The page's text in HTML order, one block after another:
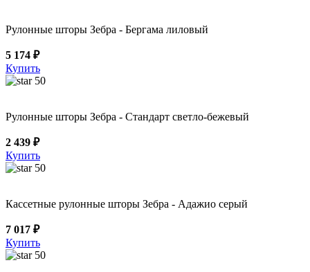
Рулонные шторы Зебра - Бергама лиловый
5 174 ₽
Купить
50
Рулонные шторы Зебра - Стандарт светло-бежевый
2 439 ₽
Купить
50
Кассетные рулонные шторы Зебра - Адажио серый
7 017 ₽
Купить
50